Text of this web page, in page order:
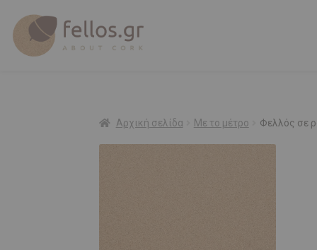
Αρχική σελίδα Με το μέτρο Φελλός σε